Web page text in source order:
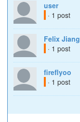
user
· 1 post
Felix Jiang
· 1 post
fireflyoo
· 1 post